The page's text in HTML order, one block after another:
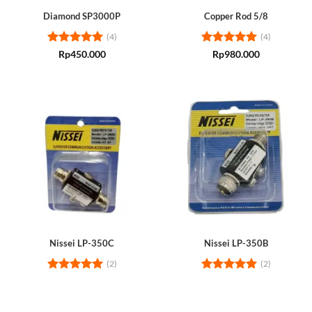
Diamond SP3000P
Rated5
(4)
Rp450.000
Copper Rod 5/8
Rated5
(4)
Rp980.000
Nissei LP-350C
(2)
Nissei LP-350B
(2)